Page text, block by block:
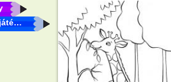
Ingyenes online játékok